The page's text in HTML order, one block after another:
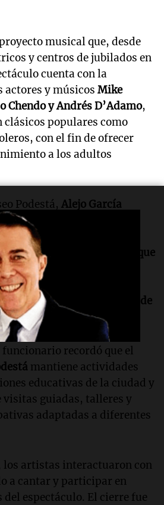
musical que, desde
y centros de jubilados en
cuenta con la
y músicos Mike
Chendo y Andrés D’Adamo,
populares como
con el fin de ofrecer
a los adultos
Podestá, Alejo García
"el Teatro entiende que su
en la programación
espectáculos, sino que
en gestos como este"
los espacios culturales
"abiertos y al servicio de
.
funcionario recordó que el
mantiene actividades
educativas de la ciudad y
visitas guiadas, talleres y
adaptadas a diferentes
artistas interactuaron con
a cantar y participar en
espectáculo. El cierre fue